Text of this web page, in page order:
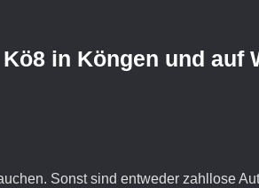
in Köngen und auf
Sonst sind entweder zahllose